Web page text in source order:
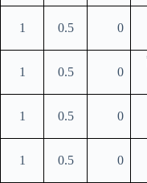
0
0.5
1
0
0.5
1
0
0.5
1
0
0.5
1